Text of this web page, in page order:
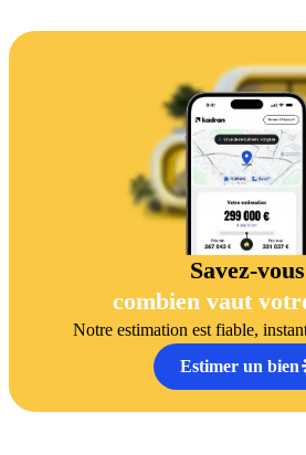
Savez-vous
combien vaut
Notre estimation est fiable,
Estimer un bien